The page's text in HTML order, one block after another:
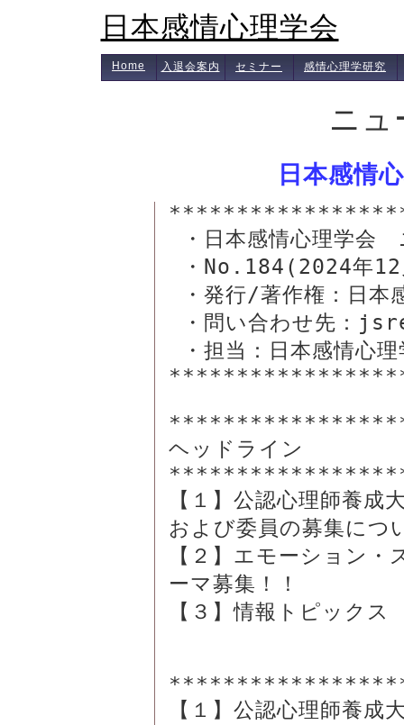
日本感情心理学会
Home 入退会案内 セミナー 感情心理学研究
ニュ
日本感情
ヘッドライン
【１】公認心理師養成
および委員の募集につ
【２】エモーション
ーマ募集！！
【３】情報トピックス
【１】公認心理師養成